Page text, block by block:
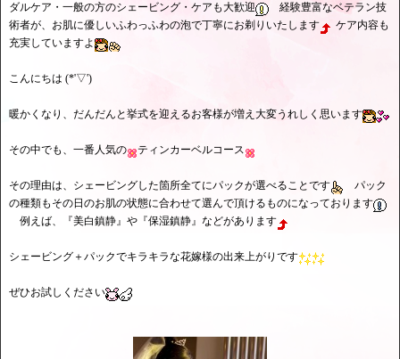
ダルケア・一般の方のシェービング・ケアも大歓迎
経験豊富なベテラン技
術者が、お肌に優しいふわっふわの泡で丁寧にお剃りいたします
ケア内容も
充実していますよ
こんにちは (*'▽')
暖かくなり、だんだんと挙式を迎えるお客様が増え大変うれしく思います
その中でも、一番人気の ティンカーベルコース
その理由は、シェービングした箇所全てにパックが選べることです
パック
の種類もその日のお肌の状態に合わせて選んで頂けるものになっております
例えば、『美白鎮静』や『保湿鎮静』などがあります
シェービング＋パックでキラキラな花嫁様の出来上がりです
ぜひお試しください